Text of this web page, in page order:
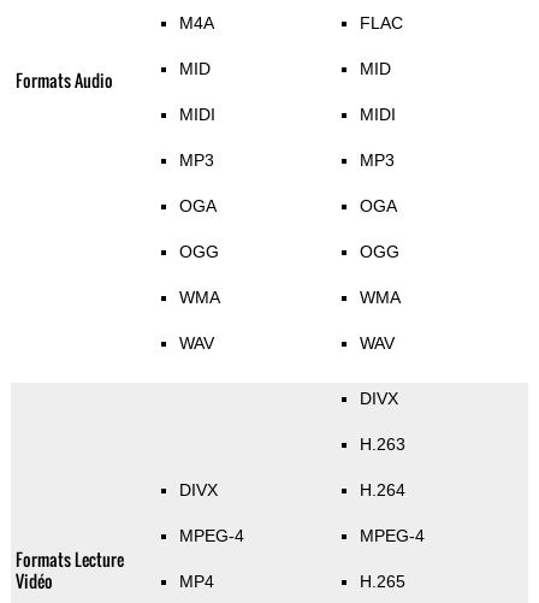
Formats Audio
M4A
MID
MIDI
MP3
OGA
OGG
WMA
WAV
FLAC
MID
MIDI
MP3
OGA
OGG
WMA
WAV
Formats Lecture
Vidéo
DIVX
MPEG-4
MP4
DIVX
H.263
H.264
MPEG-4
H.265